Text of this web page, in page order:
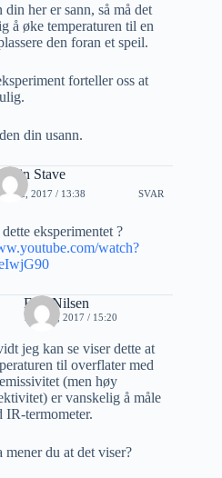
din her er sann, så må det
å øke temperaturen til en
den foran et speil.
forteller oss at
din usann.
Stave
MAI, 2017 / 13:38 SVAR
eksperimentet ?
watch?
Erik Nilsen
18 MAI, 2017 / 15:20
jeg kan se viser dette at
til overflater med
(men høy
er vanskelig å måle
IR-termometer.
mener du at det viser?